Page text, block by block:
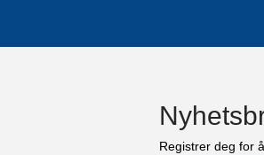
Registrer deg for